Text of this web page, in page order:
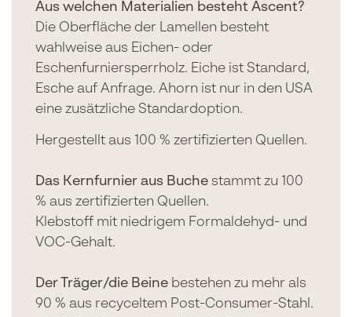
Aus welchen Materialien besteht Ascent?
Die Oberfläche der Lamellen besteht
wahlweise aus Eichen- oder
Eschenfurniersperrholz. Eiche ist Standard,
Esche auf Anfrage. Ahorn ist nur in den USA
eine zusätzliche Standardoption.
Hergestellt aus 100 % zertifizierten Quellen.
Das Kernfurnier aus Buche stammt zu 100
% aus zertifizierten Quellen.
Klebstoff mit niedrigem Formaldehyd- und
VOC-Gehalt.
Der Träger/die Beine bestehen zu mehr als
90 % aus recyceltem Post-Consumer-Stahl.